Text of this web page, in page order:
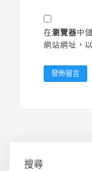
在瀏覽器中
網站網址，
搜尋